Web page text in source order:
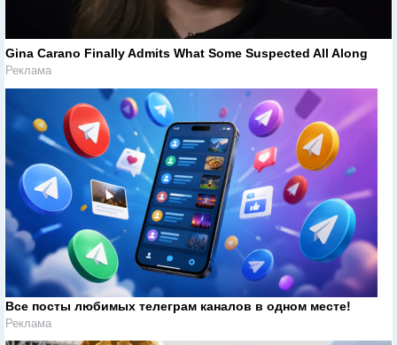
Gina Carano Finally Admits What Some Suspected All Along
Реклама
Все посты любимых телеграм каналов в одном месте!
Реклама